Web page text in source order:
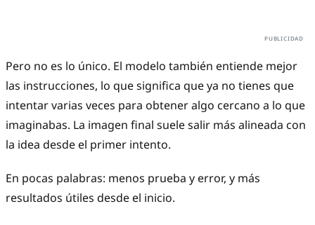
Pero no es lo único. El modelo también entiende mejor
las instrucciones, lo que significa que ya no tienes que
intentar varias veces para obtener algo cercano a lo que
imaginabas. La imagen final suele salir más alineada con
la idea desde el primer intento.
En pocas palabras: menos prueba y error, y más
resultados útiles desde el inicio.